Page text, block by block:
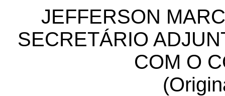
JEFFERSON
SECRETÁRIO
COM O